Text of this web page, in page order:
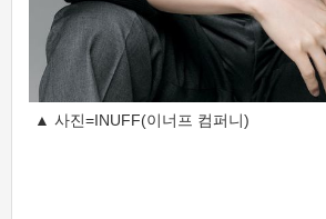
▲ 사진=INUFF(이너프 컴퍼니)